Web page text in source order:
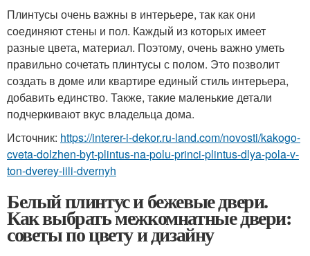
Плинтусы очень важны в интерьере, так как они
соединяют стены и пол. Каждый из которых имеет
разные цвета, материал. Поэтому, очень важно уметь
правильно сочетать плинтусы с полом. Это позволит
создать в доме или квартире единый стиль интерьера,
добавить единство. Также, такие маленькие детали
подчеркивают вкус владельца дома.
Источник: https://interer-i-dekor.ru-land.com/novosti/kakogo-
cveta-dolzhen-byt-plintus-na-polu-princi-plintus-dlya-pola-v-
ton-dverey-iili-dvernyh
Белый плинтус и бежевые двери.
Как выбрать межкомнатные двери:
советы по цвету и дизайну